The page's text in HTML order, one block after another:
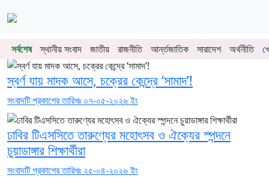
মেহেরপুরে জামায়াতের গণমিছিল
সর্বশেষ স্থানীয় সংবাদ জাতীয় রাজনীতি আর্ন্তজাতিক সারাদেশ অর্থনীতি
প্রথম পাতা
স্বর্ণ যায় মাদক আসে, চক্রের কেন্দ্রে ‘সামাদ’!
সংবাদটি প্রকাশের তারিখঃ ০৭-০৫-২০২৬ ইং
ঢাবির টিএসসিতে তারুণ্যের মহোৎসব ও ঐক্যের স্পন্দনে
চুয়াডাঙ্গার শিক্ষার্থীরা
সংবাদটি প্রকাশের তারিখঃ ২৫-০৪-২০২৬ ইং